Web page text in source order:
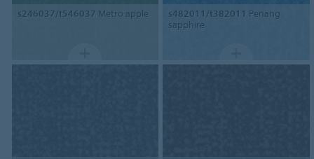
s246037/t546037 Metro apple s482011/t382011 Penang
sapphire